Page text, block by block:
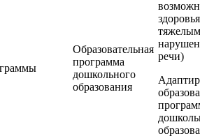
Образовательная
программа
дошкольного
образования
речи)